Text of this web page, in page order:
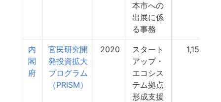
本市への
出展に係
る事務
内
閣
府
官民研究開
発投資拡大
プログラム
（PRISM）
2020
スタート
アップ・
エコシス
テム拠点
形成支援
1,150